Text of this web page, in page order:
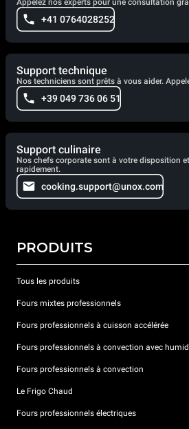
Appelez nos experts pour une consultation
+41 0764028252
Support technique
Nos techniciens sont prêts à vous aider.
+39 049 736 06 51
Support culinaire
Nos chefs corporate sont à votre disposition
rapidement.
cooking.support@unox.com
PRODUITS
Tous les produits
Fours mixtes professionnels
Fours professionnels à cuisson accélérée
Fours professionnels à convection avec
Fours professionnels à convection
Le Frigo Chaud
Fours professionnels électriques